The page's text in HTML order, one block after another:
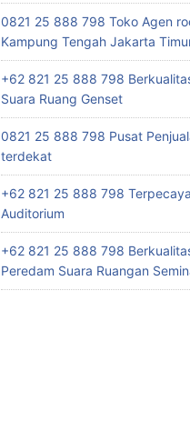
0821 25 888 798 Toko Agen
Kampung Tengah Jakarta
+62 821 25 888 798
Suara Ruang Genset
0821 25 888 798 Pusat
terdekat
+62 821 25 888 798
Auditorium
+62 821 25 888 798
Peredam Suara Ruangan